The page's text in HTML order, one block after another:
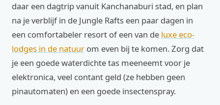
daar een dagtrip vanuit Kanchanaburi stad, en plan
na je verblijf in de Jungle Rafts een paar dagen in
een comfortabeler resort of een van de luxe eco-
lodges in de natuur om even bij te komen. Zorg dat
je een goede waterdichte tas meeneemt voor je
elektronica, veel contant geld (ze hebben geen
pinautomaten) en een goede insectenspray.